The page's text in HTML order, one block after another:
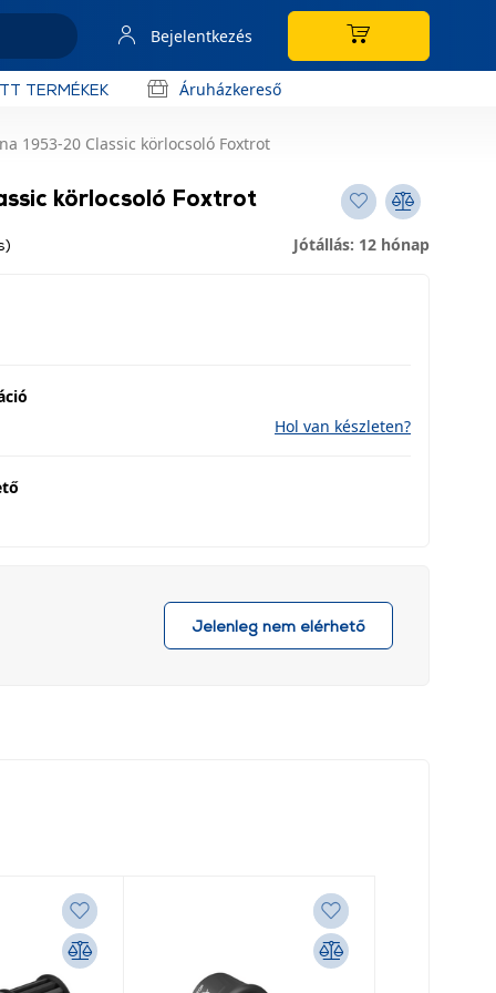
Bejelentkezés
TERMÉKEK Áruházkereső
1953-20 Classic körlocsoló Foxtrot
körlocsoló Foxtrot
Jótállás: 12 hónap
Hol van készleten?
Jelenleg nem elérhető